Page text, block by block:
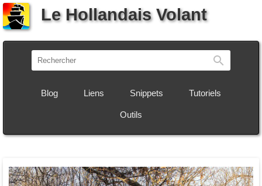
Le Hollandais Volant
Blog Liens Snippets Tutoriels
Outils